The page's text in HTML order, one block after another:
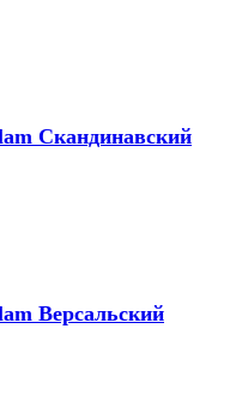
Скандинавский
Версальский